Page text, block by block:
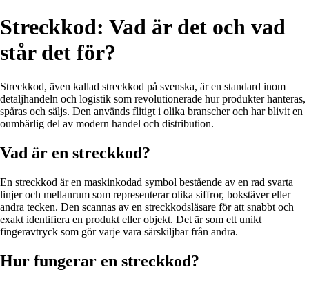
Streckkod: Vad är det och vad
står det för?
Streckkod, även kallad streckkod på svenska, är en standard inom
detaljhandeln och logistik som revolutionerade hur produkter hanteras,
spåras och säljs. Den används flitigt i olika branscher och har blivit en
oumbärlig del av modern handel och distribution.
Vad är en streckkod?
En streckkod är en maskinkodad symbol bestående av en rad svarta
linjer och mellanrum som representerar olika siffror, bokstäver eller
andra tecken. Den scannas av en streckkodsläsare för att snabbt och
exakt identifiera en produkt eller objekt. Det är som ett unikt
fingeravtryck som gör varje vara särskiljbar från andra.
Hur fungerar en streckkod?